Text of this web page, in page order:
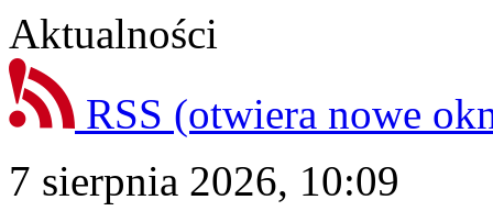
Aktualności
RSS (otwiera nowe
7 sierpnia 2026, 10:09